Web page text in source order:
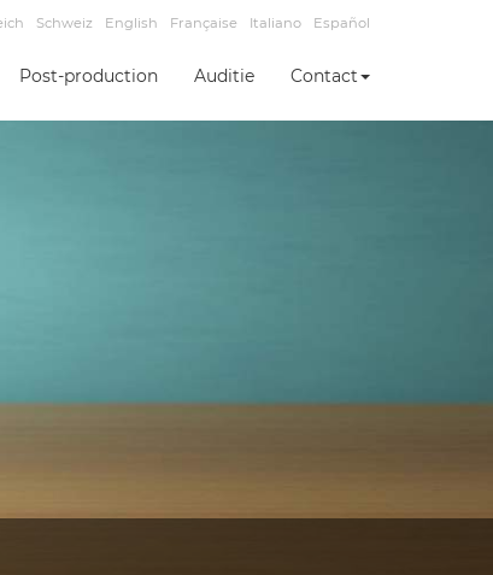
Schweiz English Française Italiano Español
Post-production Auditie Contact